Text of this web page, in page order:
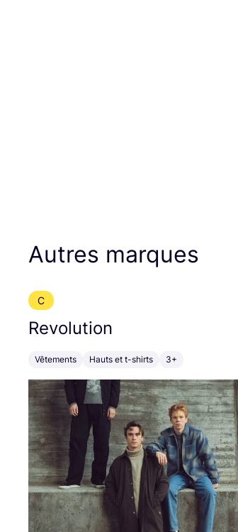
Autres marques
C
Revolution
Vêtements Hauts et t-shirts 3+